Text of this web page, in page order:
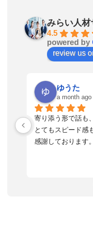
みらい人
4.5
powered by
review us
ゆうた
a month ago
寄り添う形で話も
とてもスピード感
感謝しております。